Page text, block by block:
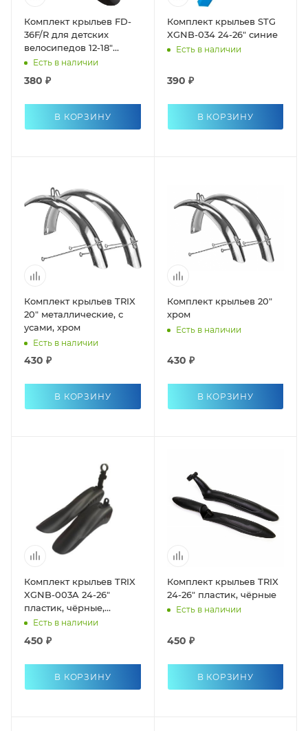
Комплект крыльев FD-
36F/R для детских
велосипедов 12-18"
пластиковые, чёрно-
Есть в наличии
380 ₽
В КОРЗИНУ
Комплект крыльев STG
XGNB-034 24-26" синие
Есть в наличии
390 ₽
В КОРЗИНУ
Комплект крыльев TRIX
20" металлические, с
усами, хром
Есть в наличии
430 ₽
В КОРЗИНУ
Комплект крыльев 20"
хром
Есть в наличии
430 ₽
В КОРЗИНУ
Комплект крыльев TRIX
XGNB-003A 24-26"
пластик, чёрные,
ширина 75 мм.
Есть в наличии
450 ₽
В КОРЗИНУ
Комплект крыльев TRIX
24-26" пластик, чёрные
Есть в наличии
450 ₽
В КОРЗИНУ